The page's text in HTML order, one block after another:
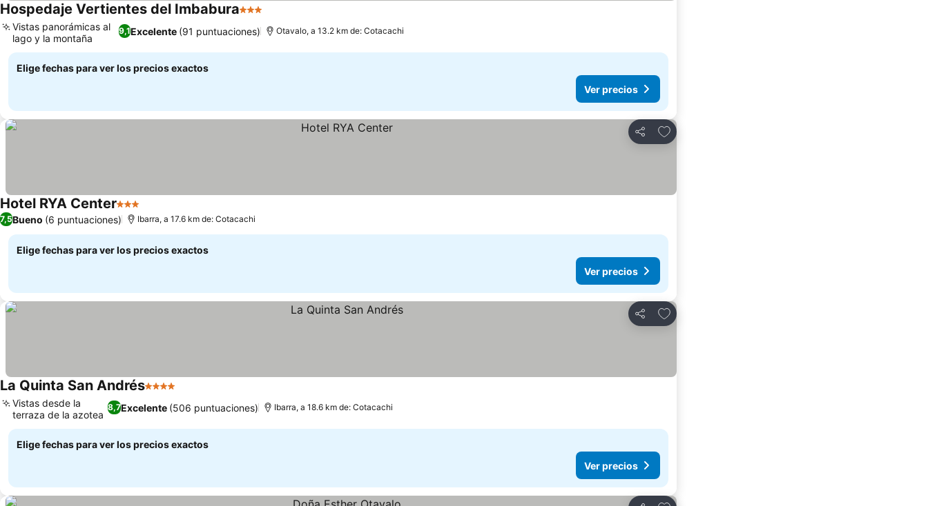
Hospedaje Vertientes del Imbabura3 Estrellas
9,1Excelente (91 puntuaciones)
Vistas panorámicas al
lago y la montaña
Otavalo, a 13.2 km de: Cotacachi
Elige fechas para ver los precios exactos
Ver precios
Compartir
Agregar a favoritos
Hotel RYA Center3 Estrellas
7,5Bueno (6 puntuaciones) Ibarra, a 17.6 km de: Cotacachi
Elige fechas para ver los precios exactos
Ver precios
Compartir
Agregar a favoritos
La Quinta San Andrés4 Estrellas
8,7Excelente (506 puntuaciones)
Vistas desde la
terraza de la azotea
Ibarra, a 18.6 km de: Cotacachi
Elige fechas para ver los precios exactos
Ver precios